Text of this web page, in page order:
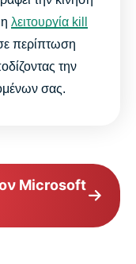
λειτουργία kill
περίπτωση
την
σας.
Microsoft